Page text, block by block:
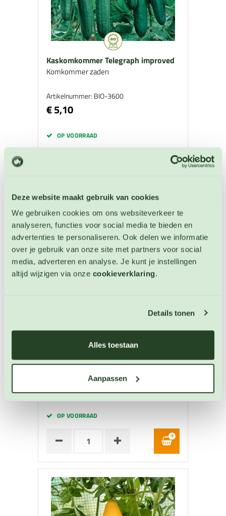
Deze website maakt gebruik van cookies
We gebruiken cookies om ons websiteverkeer te
analyseren, functies voor social media te bieden en
advertenties te personaliseren. Ook delen we informatie
over je gebruik van onze site met partners voor social
media, adverteren en analyse. Je kunt je instellingen
altijd wijzigen via onze cookieverklaring.
Details tonen
Alles toestaan
Aanpassen
Kaskomkommer Telegraph improved
Komkommer zaden
Artikelnummer: BIO-3600
€ 5,10
OP VOORRAAD
Komkommer Citroen
Komkommer zaden
Artikelnummer: BIO-3771
€ 5,10
OP VOORRAAD